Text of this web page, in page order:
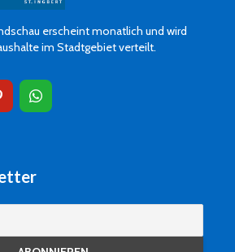
erscheint monatlich und wird
im Stadtgebiet verteilt.